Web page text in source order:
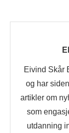
Eivind Skår
og har
artikler om
som
utdanning